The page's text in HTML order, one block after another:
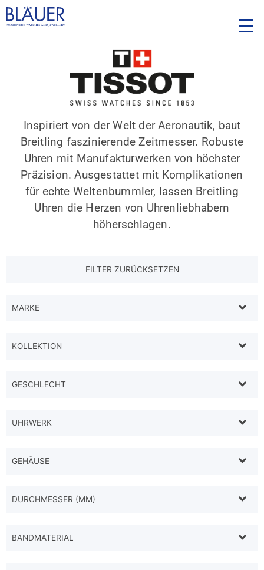
Inspiriert von der Welt der Aeronautik, baut
Breitling faszinierende Zeitmesser. Robuste
Uhren mit Manufakturwerken von höchster
Präzision. Ausgestattet mit Komplikationen
für echte Weltenbummler, lassen Breitling
Uhren die Herzen von Uhrenliebhabern
höherschlagen.
MARKE
KOLLEKTION
GESCHLECHT
UHRWERK
GEHÄUSE
DURCHMESSER (MM)
BANDMATERIAL